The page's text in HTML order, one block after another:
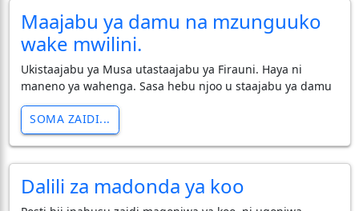
Maajabu ya damu na mzunguuko
wake mwilini.
Ukistaajabu ya Musa utastaajabu ya Firauni. Haya ni
maneno ya wahenga. Sasa hebu njoo u staajabu ya damu
SOMA ZAIDI...
Dalili za madonda ya koo